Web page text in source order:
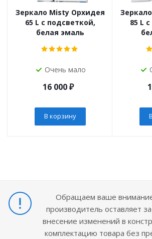
Зеркало Misty Орхидея
65 L с подсветкой,
белая эмаль
Очень мало
16 000₽
В корзину
85 L
Обращаем ваше
производитель оставляет
внесение изменений в
комплектацию товара без